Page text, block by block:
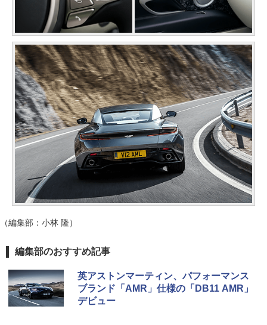
（編集部：小林 隆）
編集部のおすすめ記事
英アストンマーティン、パフォーマンス
ブランド「AMR」仕様の「DB11 AMR」
デビュー